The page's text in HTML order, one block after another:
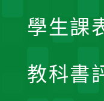
學生課
教科書